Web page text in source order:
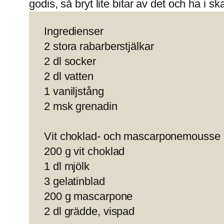
godis, så bryt lite bitar av det och ha i
Ingredienser
2 stora rabarberstjälkar
2 dl socker
2 dl vatten
1 vaniljstång
2 msk grenadin
Vit choklad- och mascarponemousse
200 g vit choklad
1 dl mjölk
3 gelatinblad
200 g mascarpone
2 dl grädde, vispad